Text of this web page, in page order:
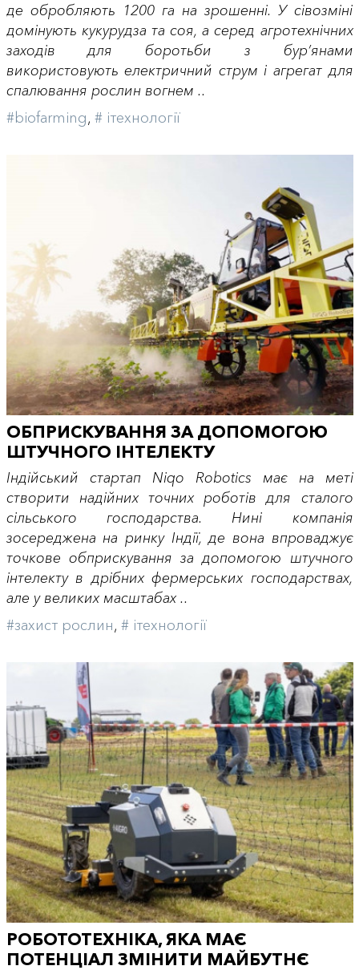
де обробляють 1200 га на зрошенні. У сівозміні
домінують кукурудза та соя, а серед агротехнічних
заходів для боротьби з бур’янами
використовують електричний струм і агрегат для
спалювання рослин вогнем ..
#biofarming, # iтехнології
ОБПРИСКУВАННЯ ЗА ДОПОМОГОЮ
ШТУЧНОГО ІНТЕЛЕКТУ
Індійський стартап Niqo Robotics має на меті
створити надійних точних роботів для сталого
сільського господарства. Нині компанія
зосереджена на ринку Індії, де вона впроваджує
точкове обприскування за допомогою штучного
інтелекту в дрібних фермерських господарствах,
але у великих масштабах ..
#захист рослин, # iтехнології
РОБОТОТЕХНІКА, ЯКА МАЄ
ПОТЕНЦІАЛ ЗМІНИТИ МАЙБУТНЄ